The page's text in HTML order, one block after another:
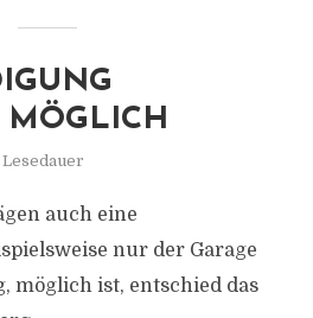
MÖGLICH
auch eine
nur der Garage
möglich ist, entschied das